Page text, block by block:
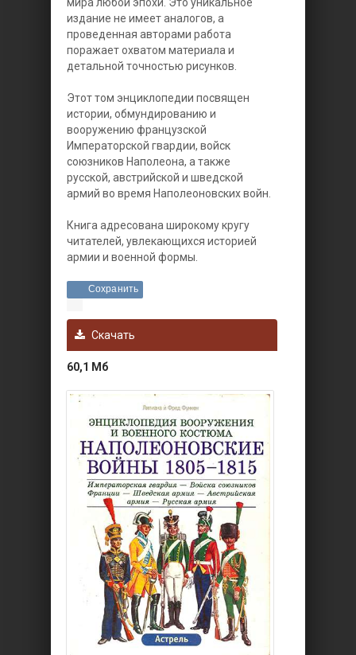
издание не имеет аналогов, а
проведенная авторами работа
поражает охватом материала и
детальной точностью рисунков.
Этот том энциклопедии посвящен
истории, обмундированию и
вооружению французской
Императорской гвардии, войск
союзников Наполеона, а также
русской, австрийской и шведской
армий во время Наполеоновских войн.
Книга адресована широкому кругу
читателей, увлекающихся историей
армии и военной формы.
Сохранить
Скачать
60,1 Мб